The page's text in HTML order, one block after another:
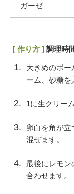
ガーゼ
[ 作り方 ]調理時
大きめのボー
ーム、砂糖を
1に生クリー
卵白を角が立
混ぜます。
最後にレモン
合わせます。